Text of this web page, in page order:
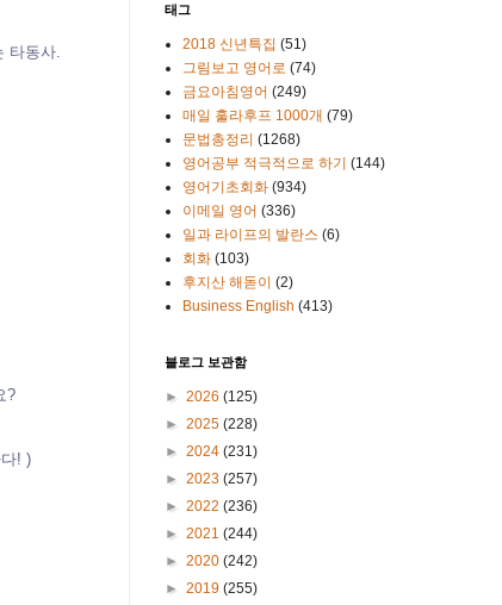
타동사.
?
! )
태그
2018 신년특집 (51)
그림보고 영어로 (74)
금요아침영어 (249)
매일 훌라후프 1000개 (79)
문법총정리 (1268)
영어공부 적극적으로 하기 (144)
영어기초회화 (934)
이메일 영어 (336)
일과 라이프의 발란스 (6)
회화 (103)
후지산 해돋이 (2)
Business English (413)
블로그 보관함
► 2026 (125)
► 2025 (228)
► 2024 (231)
► 2023 (257)
► 2022 (236)
► 2021 (244)
► 2020 (242)
► 2019 (255)